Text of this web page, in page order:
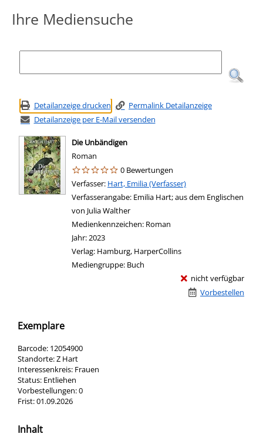
Ihre Mediensuche
Detailanzeige drucken
Permalink Detailanzeige
Detailanzeige per E-Mail versenden
Die Unbändigen
Roman
0 Bewertungen
Verfasser: Suche nach diesem Verfasser
Hart, Emilia (Verfasser)
Verfasserangabe: Emilia Hart; aus dem Englischen
von Julia Walther
Medienkennzeichen: Roman
Jahr:2023
Verlag: Hamburg, HarperCollins
Mediengruppe: Buch
nicht verfügbar
Vorbestellen
Exemplare
Barcode: 12054900
Standorte:Z Hart
Interessenkreis: Frauen
Status: Entliehen
Vorbestellungen:0
Frist:01.09.2026
Inhalt